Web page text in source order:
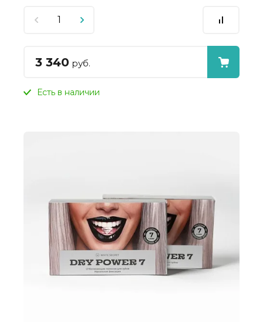
3 340 руб.
Есть в наличии